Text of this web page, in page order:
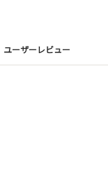
ユーザーレビュー